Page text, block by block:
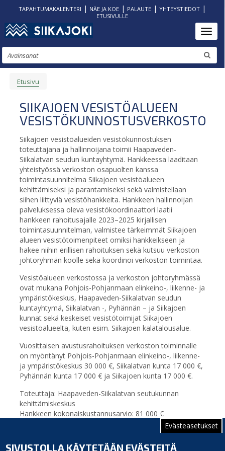
Evästeasetukset
SIVUSTOLLA KÄYTETÄÄN EVÄSTEITÄ
Hyppää
pääsisältöön
TAPAHTUMAKALENTERI | NÄE JA KOE| PALAUTE| YHTEYSTIEDOT|
ETUSIVULLE
Etsi
MURUPOLKU
Etusivu
SIIKAJOEN VESISTÖALUEEN
VESISTÖKUNNOSTUSVERKOSTO
Siikajoen vesistöalueiden vesistökunnostuksen
toteuttajana ja hallinnoijana toimii Haapaveden-
Siikalatvan seudun kuntayhtymä. Hankkeessa laaditaan
yhteistyössä verkoston osapuolten kanssa
toimintasuunnitelma Siikajoen vesistöalueen
kehittämiseksi ja parantamiseksi sekä valmistellaan
siihen liittyviä vesistöhankkeita. Hankkeen hallinnoijan
palveluksessa oleva vesistökoordinaattori laatii
hankkeen rahoitusajalle 2023–2025 kirjallisen
toimintasuunnitelman, valmistee tärkeimmät Siikajoen
alueen vesistötoimenpiteet omiksi hankkeikseen ja
hakee niihin erillisen rahoituksen sekä kutsuu verkoston
johtoryhmän koolle sekä koordinoi verkoston toimintaa.
Vesistöalueen verkostossa ja verkoston johtoryhmässä
ovat mukana Pohjois-Pohjanmaan elinkeino-, liikenne- ja
ympäristökeskus, Haapaveden-Siikalatvan seudun
kuntayhtymä, Siikalatvan -, Pyhännän – ja Siikajoen
kunnat sekä keskeiset vesistötoimijat Siikajoen
vesistöalueelta, kuten esim. Siikajoen kalatalousalue.
Vuosittaisen avustusrahoituksen verkoston toiminnalle
on myöntänyt Pohjois-Pohjanmaan elinkeino-, liikenne-
ja ympäristökeskus 30 000 €, Siikalatvan kunta 17 000 €,
Pyhännän kunta 17 000 € ja Siikajoen kunta 17 000 €.
Toteuttaja: Haapaveden-Siikalatvan seutukunnan
kehittämiskeskus
Hankkeen kokonaiskustannusarvio: 81 000 €
https://haapavesi-